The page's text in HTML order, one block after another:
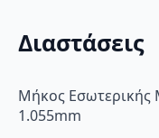
Διαστάσεις
Μήκος Εσωτερικής
1.055mm